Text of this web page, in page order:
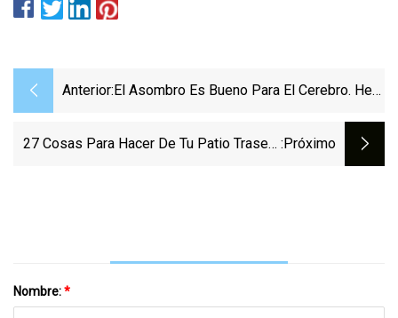
Anterior: El Asombro Es Bueno Para El Cerebro. He
27 Cosas Para Hacer De Tu Patio Trasero :próximo
Nombre:*